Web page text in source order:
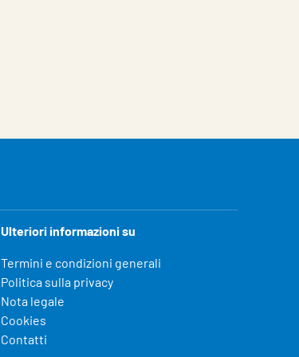
Ulteriori informazioni su
Termini e condizioni generali
Politica sulla privacy
Nota legale
Cookies
Contatti